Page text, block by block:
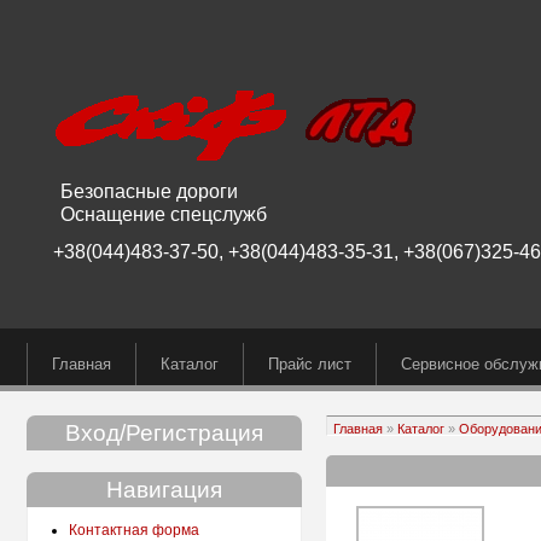
Безопасные дороги
Оснащение спецслужб
+38(044)483-37-50, +38(044)483-35-31, +38(067)325-
Главная Каталог Прайс лист Сервисное
Вход/Регистрация
Навигация
Контактная форма
Главная» Каталог»